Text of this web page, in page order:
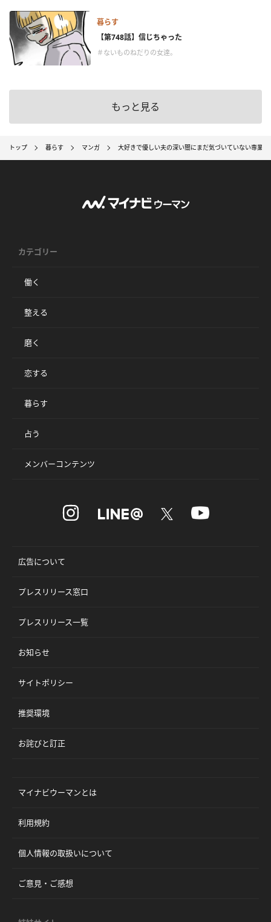
暮らす
【第748話】信じちゃった
＃ないものねだりの女達。
もっと見る
トップ 暮らす マンガ 大好きで優しい夫の深い闇にまだ気づいていない専業
カテゴリー
働く
整える
磨く
恋する
暮らす
占う
メンバーコンテンツ
広告について
プレスリリース窓口
プレスリリース一覧
お知らせ
サイトポリシー
推奨環境
お詫びと訂正
マイナビウーマンとは
利用規約
個人情報の取扱いについて
ご意見・ご感想